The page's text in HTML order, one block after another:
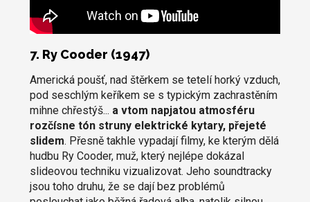
7. Ry Cooder (1947)
Americká poušť, nad štěrkem se tetelí horký vzduch,
pod seschlým keříkem se s typickým zachrastěním
mihne chřestýš... a vtom napjatou atmosféru
rozčísne tón struny elektrické kytary, přejeté
slidem. Přesně takhle vypadají filmy, ke kterým dělá
hudbu Ry Cooder, muž, který nejlépe dokázal
slideovou techniku vizualizovat. Jeho soundtracky
jsou toho druhu, že se dají bez problémů